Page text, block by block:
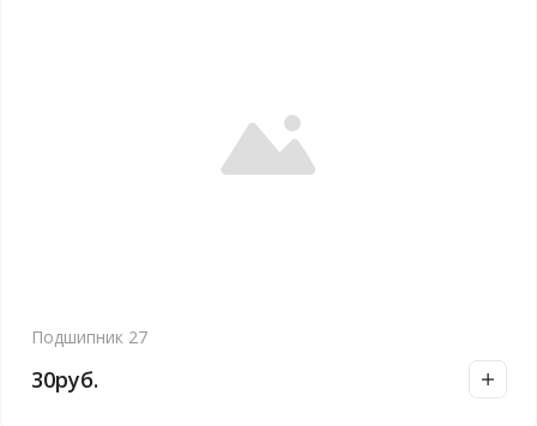
Подшипник 27
30руб.